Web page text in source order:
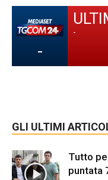
-
-
GLI ULTIMI
Tutto
puntata